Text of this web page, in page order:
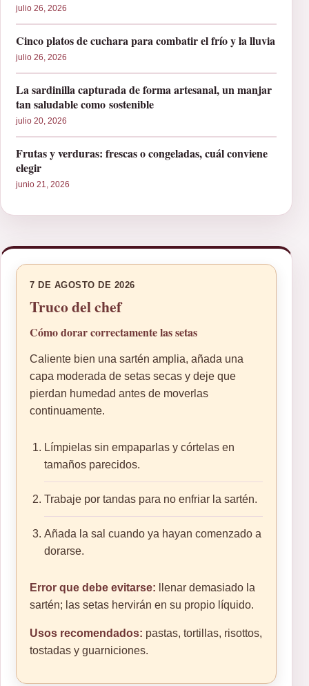
julio 26, 2026
Cinco platos de cuchara para combatir el frío y la lluvia
julio 26, 2026
La sardinilla capturada de forma artesanal, un manjar
tan saludable como sostenible
julio 20, 2026
Frutas y verduras: frescas o congeladas, cuál conviene
elegir
junio 21, 2026
7 DE AGOSTO DE 2026
Truco del chef
Cómo dorar correctamente las setas
Caliente bien una sartén amplia, añada una
capa moderada de setas secas y deje que
pierdan humedad antes de moverlas
continuamente.
Límpielas sin empaparlas y córtelas en
tamaños parecidos.
Trabaje por tandas para no enfriar la sartén.
Añada la sal cuando ya hayan comenzado a
dorarse.
Error que debe evitarse: llenar demasiado la
sartén; las setas hervirán en su propio líquido.
Usos recomendados: pastas, tortillas, risottos,
tostadas y guarniciones.